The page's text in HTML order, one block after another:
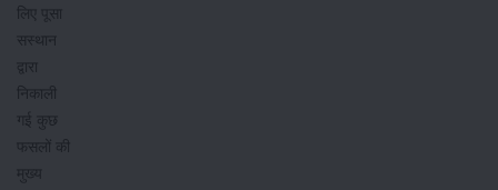
लिए पूसा
सस्थान
द्वारा
निकाली
गई कुछ
फसलों की
मुख्य